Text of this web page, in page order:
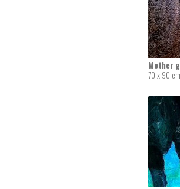
Mother
70 x 90 cm